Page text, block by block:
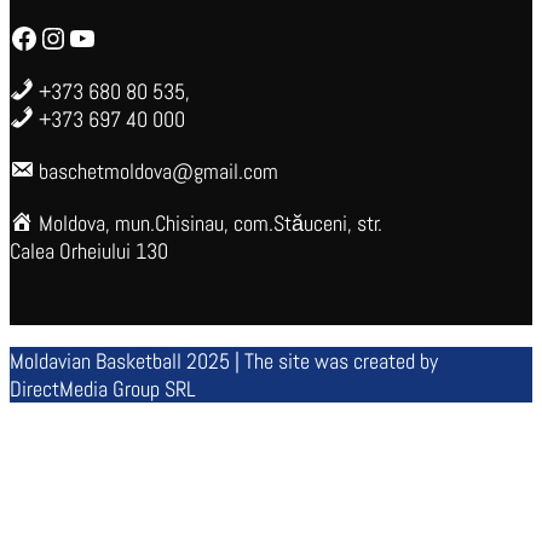
Facebook Instagram YouTube
+373 680 80 535,
+373 697 40 000
baschetmoldova@gmail.com
Moldova, mun.Chisinau, com.Stăuceni, str.
Calea Orheiului 130
Moldavian Basketball 2025 | The site was created by
DirectMedia Group SRL